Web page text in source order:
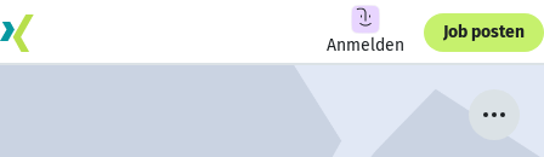
Anmelden
Job posten